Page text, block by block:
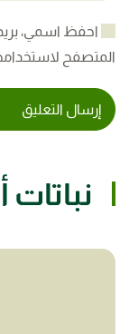
احفظ اسمي،
المتصفح
إرسال التعليق
نباتات